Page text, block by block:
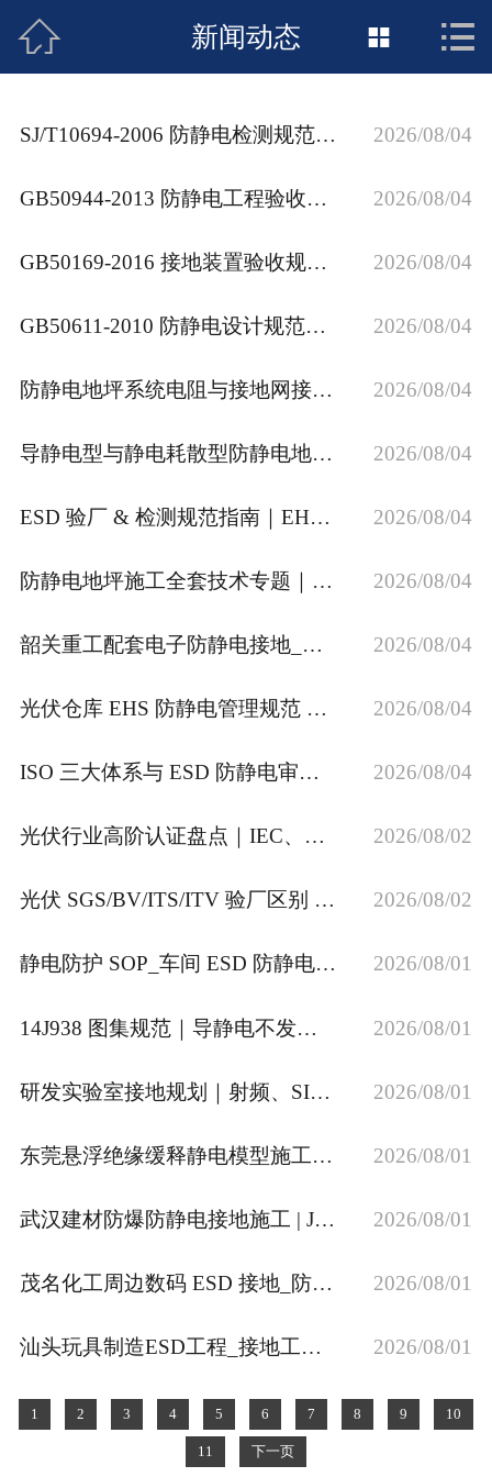
 接地工程首页
新闻动态
工程施工
荣誉资质
案例展示
 新闻动态  
SJ/T10694‑2006 防静电检测规范｜地板接地现场检测验收 2026/08/04
GB50944‑2013 防静电工程验收规范｜地板接地系统验收解读 2026/08/04
GB50169‑2016 接地装置验收规范｜放热焊接接地施工要点 2026/08/04
GB50611‑2010 防静电设计规范｜防静电地板与接地施工验收要点 2026/08/04
防静电地坪系统电阻与接地网接地电阻｜多标准对比及放热焊接施工规范 2026/08/04
导静电型与静电耗散型防静电地板系统电阻标准详解 2026/08/04
ESD 验厂 & 检测规范指南｜EHS 必备防静电稽核自查手册 2026/08/04
防静电地坪施工全套技术专题｜绝缘处理、地板安装、接地施工、维修养护指南 2026/08/04
韶关重工配套电子防静电接地_隔离式＜4 欧姆 ESD 接地埋设 2026/08/04
光伏仓库 EHS 防静电管理规范 太阳能厂区 ESD 接地验厂标准 2026/08/04
ISO 三大体系与 ESD 防静电审核要点 新能源工厂验厂合规解读 2026/08/04
光伏行业高阶认证盘点｜IEC、ESD 防静电、碳管理 ISO 合规标准 2026/08/02
光伏 SGS/BV/ITS/ITV 验厂区别 ESD S20.20 防静电 IEC62941 审核解读 2026/08/02
静电防护 SOP_车间 ESD 防静电作业指导书完整版 2026/08/01
14J938 图集规范｜导静电不发火楼地面、踢脚线施工工艺 2026/08/01
研发实验室接地规划｜射频、SI、光学、老化实验室标准化施工方案 2026/08/01
东莞悬浮绝缘缓释静电模型施工 精密传感车间防静电接地特点 2026/08/01
武汉建材防爆防静电接地施工 | JC/T 不发火地坪接地规范 2026/08/01
茂名化工周边数码 ESD 接地_防爆 4Ω 主板＜1Ω 安全接地 2026/08/01
汕头玩具制造ESD工程_接地工程_独立地线_设备地_防静电接地 2026/08/01
1 2 3 4 5 6 7 8 9 10
11 下一页